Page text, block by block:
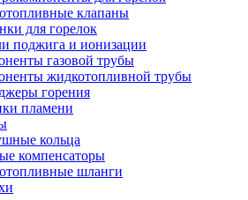
клапаны
для горелок
поджига и ионизации
газовой трубы
жидкотопливной трубы
горения
пламени
кольца
компенсаторы
шланги